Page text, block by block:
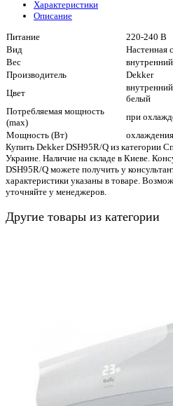
Характеристики
Описание
Питание
220-240 В
Вид
Настенная
Вес
Производитель
Dekker
Цвет
белый
Потребляемая мощность
(max)
при
Мощность (Вт)
Купить Dekker DSH95R/Q из категории
Украине. Наличие на складе в Киеве.
DSH95R/Q можете получить у
характеристики указаны в товаре.
уточняйте у менеджеров.
Другие товары из категории